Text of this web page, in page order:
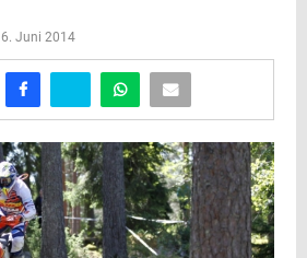
Juni 2014